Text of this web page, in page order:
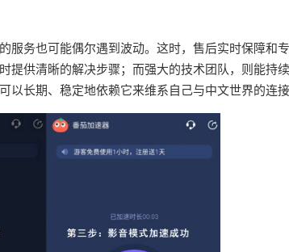
服务也可能偶尔遇到波动。这时，售后实时保障和
提供清晰的解决步骤；而强大的技术团队，则能持
长期、稳定地依赖它来维系自己与中文世界的连接